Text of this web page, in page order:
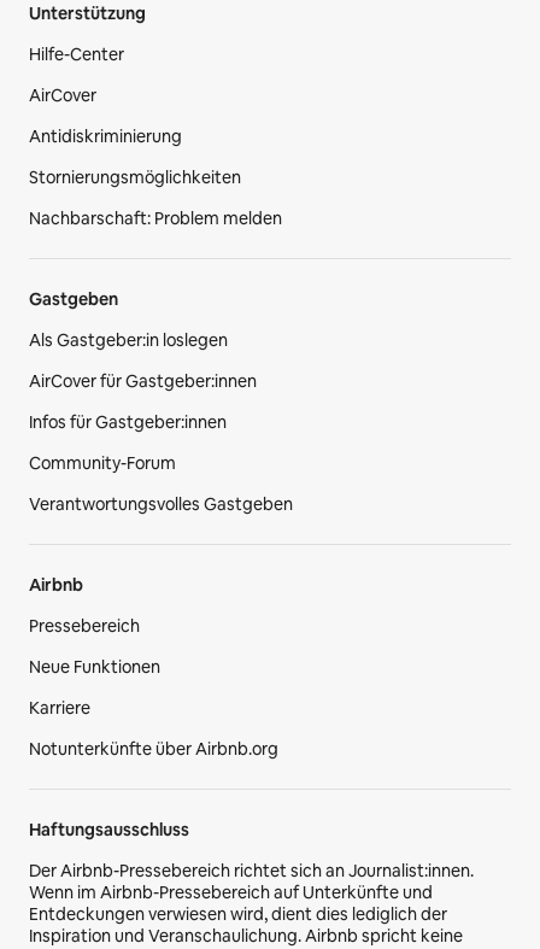
Unterstützung
Hilfe-Center
AirCover
Antidiskriminierung
Stornierungsmöglichkeiten
Nachbarschaft: Problem melden
Gastgeben
Als Gastgeber:in loslegen
AirCover für Gastgeber:innen
Infos für Gastgeber:innen
Community-Forum
Verantwortungsvolles Gastgeben
Airbnb
Pressebereich
Neue Funktionen
Karriere
Notunterkünfte über Airbnb.org
Haftungsausschluss
Der Airbnb-Pressebereich richtet sich an Journalist:innen.
Wenn im Airbnb-Pressebereich auf Unterkünfte und
Entdeckungen verwiesen wird, dient dies lediglich der
Inspiration und Veranschaulichung. Airbnb spricht keine